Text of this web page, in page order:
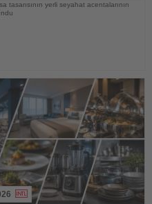
tasarısının yerli seyahat acentalarının